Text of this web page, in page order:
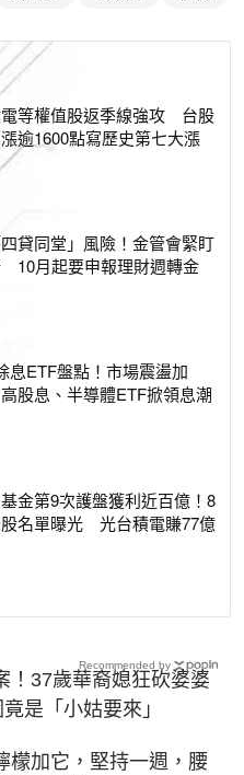
等權值股返季線強攻 台股
逾1600點寫歷史第七大漲
貸同堂」風險！金管會緊盯
10月起要申報理財週轉金
息ETF盤點！市場震盪加
股息、半導體ETF掀領息潮
金第9次護盤獲利近百億！8
名單曝光 光台積電賺77億
！37歲華裔媳狂砍婆婆
是「小姑要來」
檬加它，堅持一週，腰
Recommended by